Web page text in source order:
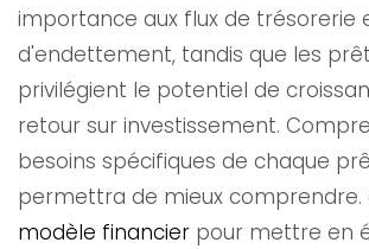
importance aux flux de trésorerie
d'endettement, tandis que les
privilégient le potentiel de
retour sur investissement.
besoins spécifiques de chaque
permettra de mieux comprendre.
modèle financier pour mettre en